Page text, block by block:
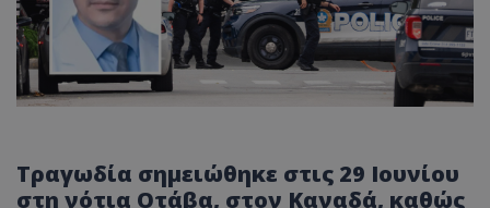
Τραγωδία σημειώθηκε στις 29 Ιουνίου
στη νότια Οτάβα, στον Καναδά, καθώς